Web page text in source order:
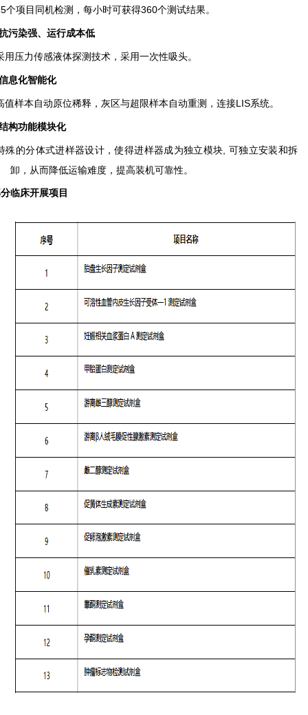
个项目同机检测，每小时可获得360个测试结果。
污染强、运行成本低
用压力传感液体探测技术，采用一次性吸头。
息化智能化
值样本自动原位稀释，灰区与超限样本自动重测，连接LIS系统。
构功能模块化
殊的分体式进样器设计，使得进样器成为独立模块 可独立安装和拆
卸，从而降低运输难度，提高装机可靠性。
临床开展项目